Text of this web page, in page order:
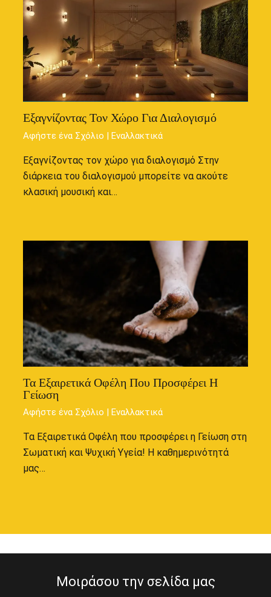
Εξαγνίζοντας Τον Χώρο Για Διαλογισμό
Αφήστε ένα Σχόλιο |Εναλλακτικά
Εξαγνίζοντας τον χώρο για διαλογισμό Στην
διάρκεια του διαλογισμού μπορείτε να ακούτε
κλασική μουσική και…
Τα Εξαιρετικά Οφέλη Που Προσφέρει Η
Γείωση
Αφήστε ένα Σχόλιο |Εναλλακτικά
Τα Εξαιρετικά Οφέλη που προσφέρει η Γείωση στη
Σωματική και Ψυχική Υγεία! Η καθημερινότητά
μας…
Μοιράσου την σελίδα μας